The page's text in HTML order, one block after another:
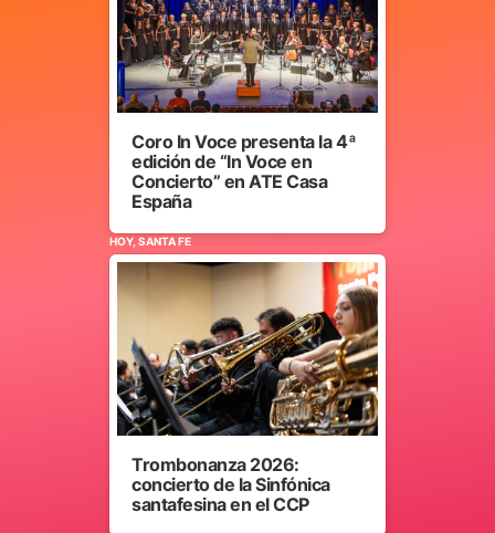
Coro In Voce presenta la 4ª
edición de “In Voce en
Concierto” en ATE Casa
España
HOY, SANTA FE
Trombonanza 2026:
concierto de la Sinfónica
santafesina en el CCP